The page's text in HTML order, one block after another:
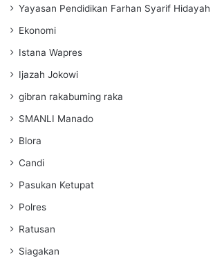
Yayasan Pendidikan Farhan Syarif Hidayah
Ekonomi
Istana Wapres
Ijazah Jokowi
gibran rakabuming raka
SMANLI Manado
Blora
Candi
Pasukan Ketupat
Polres
Ratusan
Siagakan